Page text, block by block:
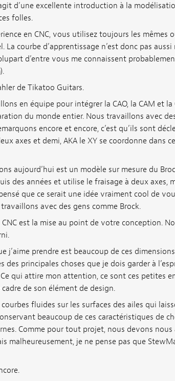
d’une excellente introduction à la
folles.
en CNC, vous utilisez toujours les mêmes
La courbe d’apprentissage n’est donc pas
d’entre vous me connaissent
de Tikatoo Guitars.
en équipe pour intégrer la CAO, la CAM et la
du monde entier. Nous travaillons avec
encore et encore, c’est qu’ils sont
axes et demi, AKA le XY se coordonne dans
aujourd’hui est un modèle sur mesure du
des années et utilise le fraisage à deux axes,
que ce serait une idée vraiment cool de
avec des gens comme Brock.
est la mise au point de votre conception.
j’aime prendre est beaucoup de ces
des principales choses que je dois garder à
qui attire mon attention, ce sont ces petites
de son élément de design.
fluides sur les surfaces des ailes qui
beaucoup de ces caractéristiques de
Comme pour tout projet, nous devons nous
malheureusement, je ne pense pas que